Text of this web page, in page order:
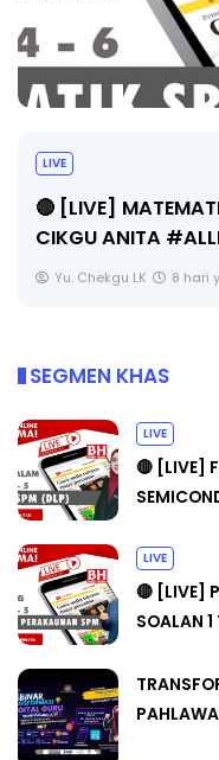
Sejarah Tingkatan 4
Unknown 8 hari yang
SEGMEN KHAS
LIVE
🔴 [LIVE]
LIVE
🔴 [LIVE]
SOALAN